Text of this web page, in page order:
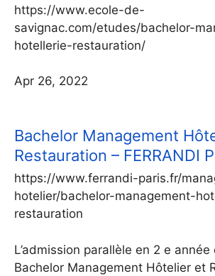
https://www.ecole-de-
savignac.com/etudes/bachelor-
hotellerie-restauration/
Apr 26, 2022
Bachelor Management
Restauration – FERRANDI
https://www.ferrandi-paris.fr/
hotelier/bachelor-management-
restauration
L’admission parallèle en 2 e
Bachelor Management Hôtelier et